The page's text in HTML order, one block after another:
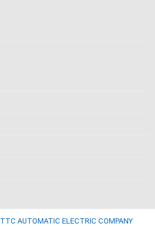
TTC AUTOMATIC ELECTRIC COMPANY